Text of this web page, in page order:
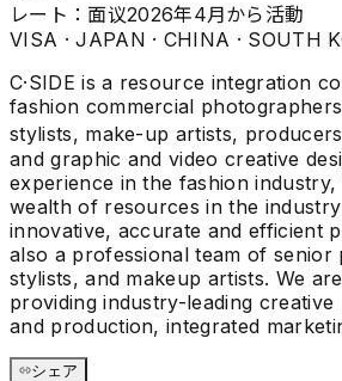
レート： 面议2026年4月から活動
VISA ·JAPAN · CHINA · SOUTH
C·SIDE is a resource integration
fashion commercial
stylists, make-up artists,
and graphic and video creative
experience in the fashion
wealth of resources in the
innovative, accurate and efficient
also a professional team of senior
stylists, and makeup artists. We
providing industry-leading
and production, integrated
シェア